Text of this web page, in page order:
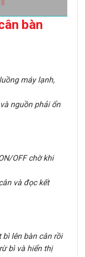
ân bàn
máy lạnh,
nguồn phải ổn
OFF chờ khi
và đọc kết
bì lên bàn cân rồi
bì và hiển thị